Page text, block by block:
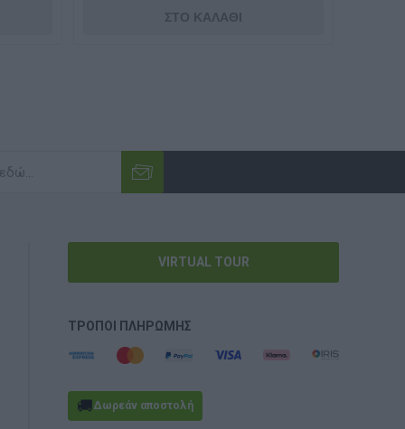
VIRTUAL TOUR
ΤΡΌΠΟΙ ΠΛΗΡΩΜΉΣ
🚚Δωρεάν αποστολή